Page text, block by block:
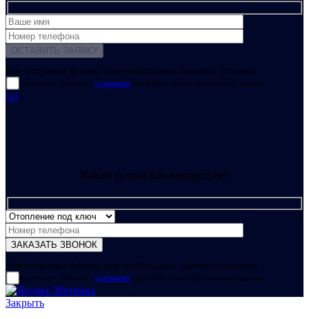
Для отправки формы вам необходимо принять условия:
прочитал и согласен с условиями обработки своих персональных данных
GO
Какая услуга вас интересует?
Для отправки формы вам необходимо принять условия:
прочитал и согласен с условиями обработки своих персональных данных
Закрыть